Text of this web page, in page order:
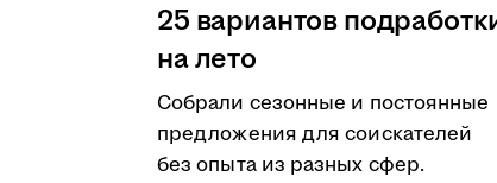
25 вариантов
на лето
Собрали сезонные и постоянные
предложения для соискателей
без опыта из разных сфер.